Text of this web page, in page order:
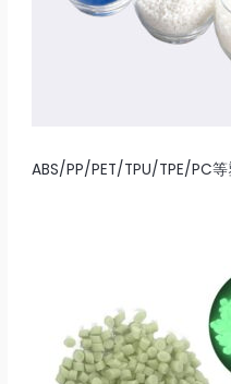
ABS/PP/PET/TPU/TPE/PC